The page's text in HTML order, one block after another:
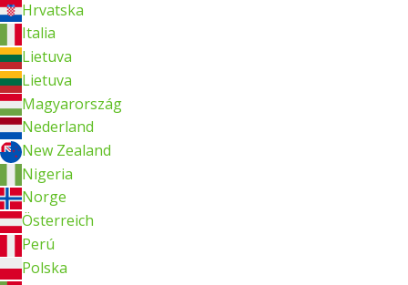
Hrvatska
Italia
Lietuva
Lietuva
Magyarország
Nederland
New Zealand
Nigeria
Norge
Österreich
Perú
Polska